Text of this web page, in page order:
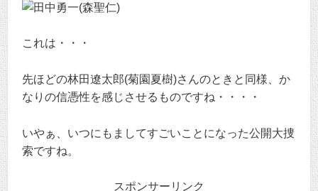
これは・・・
先ほどの林田遼太郎(菊園夏樹)さんのときと同様、か
なりの信憑性を感じさせるものですね・・・・
いやぁ、いつにもましてすごいことになった公開大捜
索ですね。
スポンサーリンク